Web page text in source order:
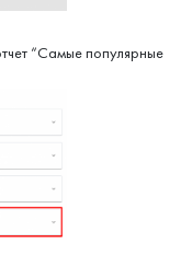
“Самые популярные